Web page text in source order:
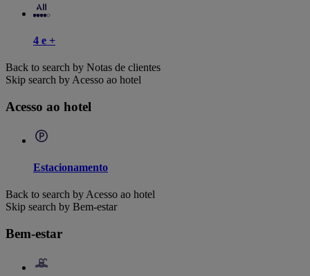
4 e +
Back to search by Notas de clientes
Skip search by Acesso ao hotel
Acesso ao hotel
Estacionamento
Back to search by Acesso ao hotel
Skip search by Bem-estar
Bem-estar